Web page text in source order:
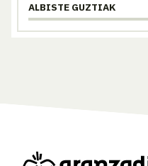
ALBISTE GUZTIAK